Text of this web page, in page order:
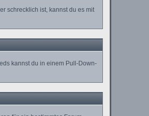
schrecklich ist, kannst du es mit
kannst du in einem Pull-Down-